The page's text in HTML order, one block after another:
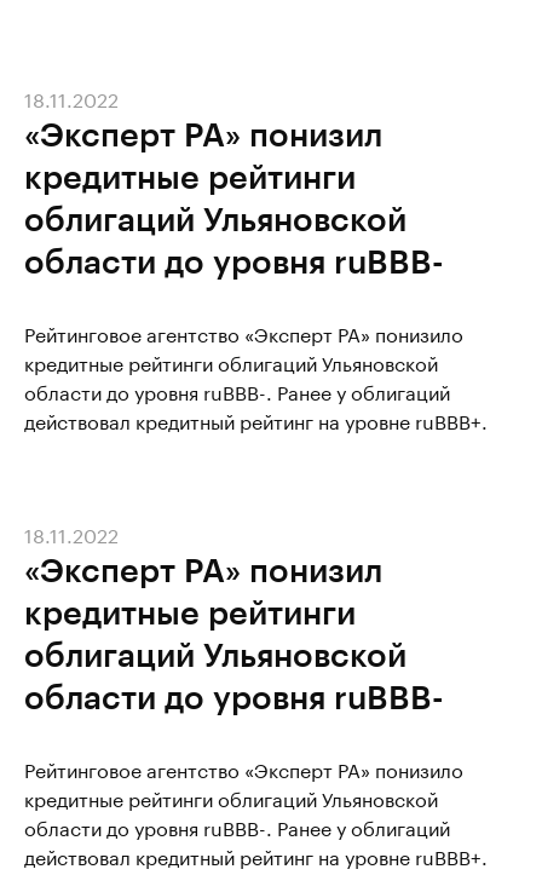
«Эксперт РА» понизил
кредитные рейтинги
облигаций Ульяновской
области до уровня ruBBB-
18.11.2022
Рейтинговое агентство «Эксперт РА» понизило
кредитные рейтинги облигаций Ульяновской
области до уровня ruBBB-. Ранее у облигаций
действовал кредитный рейтинг на уровне ruBBB+.
«Эксперт РА» понизил
кредитные рейтинги
облигаций Ульяновской
области до уровня ruBBB-
18.11.2022
Рейтинговое агентство «Эксперт РА» понизило
кредитные рейтинги облигаций Ульяновской
области до уровня ruBBB-. Ранее у облигаций
действовал кредитный рейтинг на уровне ruBBB+.